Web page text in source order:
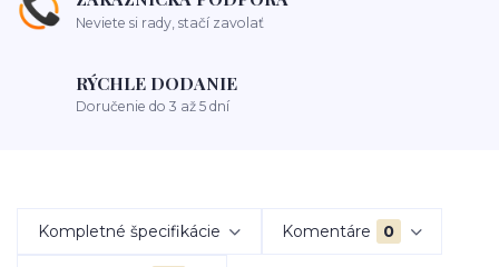
Neviete si rady, stačí zavolať
RÝCHLE DODANIE
Doručenie do 3 až 5 dní
Kompletné špecifikácie Komentáre 0